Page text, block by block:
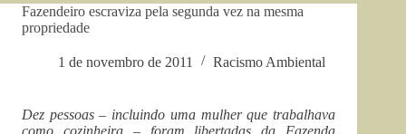
Fazendeiro escraviza pela segunda vez na mesma
propriedade
1 de novembro de 2011 Racismo Ambiental
Dez pessoas – incluindo uma mulher que trabalhava
como cozinheira – foram libertadas da Fazenda